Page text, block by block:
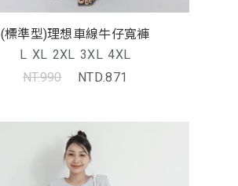
(標準型)理想車線牛仔寬褲
L XL 2XL 3XL 4XL
NT.990
NTD.871